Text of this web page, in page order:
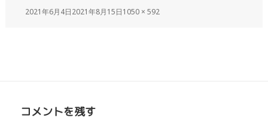
2021年6月4日2021年8月15日1050 × 592
コメントを残す